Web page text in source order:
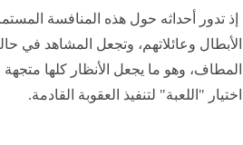
إذ تدور أحداثه حول هذه المنافسة
الأبطال وعائلاتهم، وتجعل المشاهد
اختيار "اللعبة" لتنفيذ العقوبة القادمة.